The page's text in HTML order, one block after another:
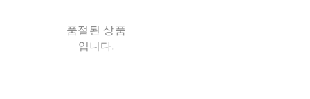
품절된 상품
입니다.